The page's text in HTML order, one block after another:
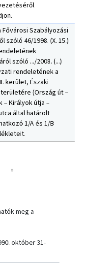
Szabályozási
szóló 46/1998. (X. 15.)
szóló .../2008. (...)
rendeletének a
kerület, Északi
(Ország út –
– Királyok útja –
által határolt
1/A és 1/B
»
meg a
október 31-